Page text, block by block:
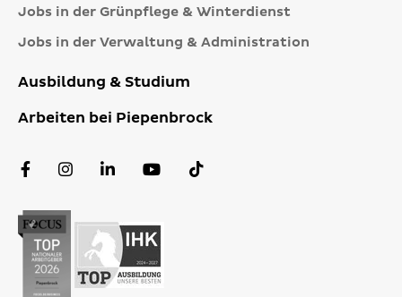
Jobs in der Grünpflege & Winterdienst
Jobs in der Verwaltung & Administration
Ausbildung & Studium
Arbeiten bei Piepenbrock
FacebookInstagram
LinkedInYouTube